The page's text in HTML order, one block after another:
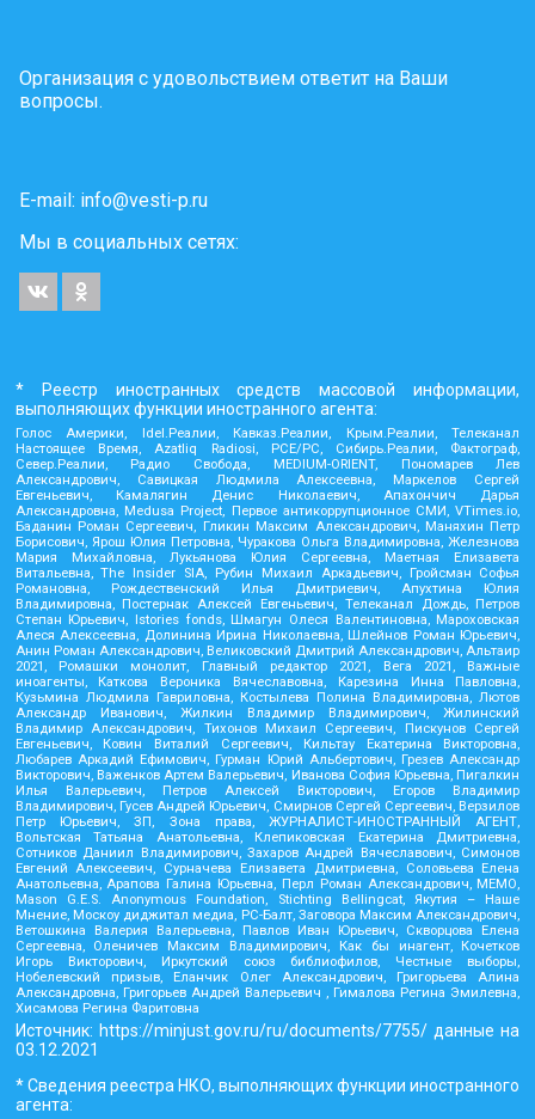
Организация с удовольствием ответит на Ваши
вопросы.
E-mail: info@vesti-p.ru
Мы в социальных сетях:
* Реестр иностранных средств массовой информации,
выполняющих функции иностранного агента:
Голос Америки, Idel.Реалии, Кавказ.Реалии, Крым.Реалии, Телеканал
Настоящее Время, Azatliq Radiosi, PCE/PC, Сибирь.Реалии, Фактограф,
Север.Реалии, Радио Свобода, MEDIUM-ORIENT, Пономарев Лев
Александрович, Савицкая Людмила Алексеевна, Маркелов Сергей
Евгеньевич, Камалягин Денис Николаевич, Апахончич Дарья
Александровна, Medusa Project, Первое антикоррупционное СМИ, VTimes.io,
Баданин Роман Сергеевич, Гликин Максим Александрович, Маняхин Петр
Борисович, Ярош Юлия Петровна, Чуракова Ольга Владимировна, Железнова
Мария Михайловна, Лукьянова Юлия Сергеевна, Маетная Елизавета
Витальевна, The Insider SIA, Рубин Михаил Аркадьевич, Гройсман Софья
Романовна, Рождественский Илья Дмитриевич, Апухтина Юлия
Владимировна, Постернак Алексей Евгеньевич, Телеканал Дождь, Петров
Степан Юрьевич, Istories fonds, Шмагун Олеся Валентиновна, Мароховская
Алеся Алексеевна, Долинина Ирина Николаевна, Шлейнов Роман Юрьевич,
Анин Роман Александрович, Великовский Дмитрий Александрович, Альтаир
2021, Ромашки монолит, Главный редактор 2021, Вега 2021, Важные
иноагенты, Каткова Вероника Вячеславовна, Карезина Инна Павловна,
Кузьмина Людмила Гавриловна, Костылева Полина Владимировна, Лютов
Александр Иванович, Жилкин Владимир Владимирович, Жилинский
Владимир Александрович, Тихонов Михаил Сергеевич, Пискунов Сергей
Евгеньевич, Ковин Виталий Сергеевич, Кильтау Екатерина Викторовна,
Любарев Аркадий Ефимович, Гурман Юрий Альбертович, Грезев Александр
Викторович, Важенков Артем Валерьевич, Иванова София Юрьевна, Пигалкин
Илья Валерьевич, Петров Алексей Викторович, Егоров Владимир
Владимирович, Гусев Андрей Юрьевич, Смирнов Сергей Сергеевич, Верзилов
Петр Юрьевич, ЗП, Зона права, ЖУРНАЛИСТ-ИНОСТРАННЫЙ АГЕНТ,
Вольтская Татьяна Анатольевна, Клепиковская Екатерина Дмитриевна,
Сотников Даниил Владимирович, Захаров Андрей Вячеславович, Симонов
Евгений Алексеевич, Сурначева Елизавета Дмитриевна, Соловьева Елена
Анатольевна, Арапова Галина Юрьевна, Перл Роман Александрович, МЕМО,
Mason G.E.S. Anonymous Foundation, Stichting Bellingcat, Якутия – Наше
Мнение, Москоу диджитал медиа, РС-Балт, Заговора Максим Александрович,
Ветошкина Валерия Валерьевна, Павлов Иван Юрьевич, Скворцова Елена
Сергеевна, Оленичев Максим Владимирович, Как бы инагент, Кочетков
Игорь Викторович, Иркутский союз библиофилов, Честные выборы,
Нобелевский призыв, Еланчик Олег Александрович, Григорьева Алина
Александровна, Григорьев Андрей Валерьевич , Гималова Регина Эмилевна,
Хисамова Регина Фаритовна
Источник: https://minjust.gov.ru/ru/documents/7755/данные на
03.12.2021
* Сведения реестра НКО, выполняющих функции иностранного
агента: